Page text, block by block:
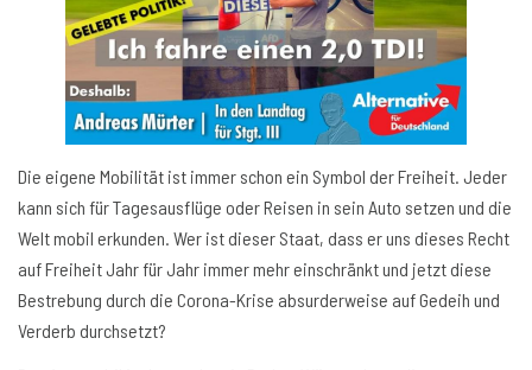
Die eigene Mobilität ist immer schon ein Symbol der Freiheit. Jeder
kann sich für Tagesausflüge oder Reisen in sein Auto setzen und die
Welt mobil erkunden. Wer ist dieser Staat, dass er uns dieses Recht
auf Freiheit Jahr für Jahr immer mehr einschränkt und jetzt diese
Bestrebung durch die Corona-Krise absurderweise auf Gedeih und
Verderb durchsetzt?